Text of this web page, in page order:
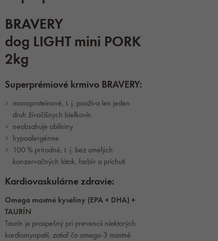
BRAVERY
dog LIGHT mini PORK
2kg
Superprémiové krmivo BRAVERY:
monoproteínové, t. j. používa len jeden
druh živočíšnych bielkovín
neobsahuje obilniny
hypoalergénne
100 % prírodné, t. j. bez umelých
konzervačných látok, farbív a príchutí
Kardiovaskulárne zdravie:
Omega mastné kyseliny (EPA + DHA) +
TAURÍN
Taurín je prospešný pri prevencii niektorých
kardiomyopatií, zatiaľ čo omega-3 mastné